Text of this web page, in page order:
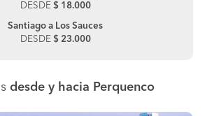
DESDE $ 18.000
Santiago a Los Sauces
DESDE $ 23.000
desde y hacia Perquenco